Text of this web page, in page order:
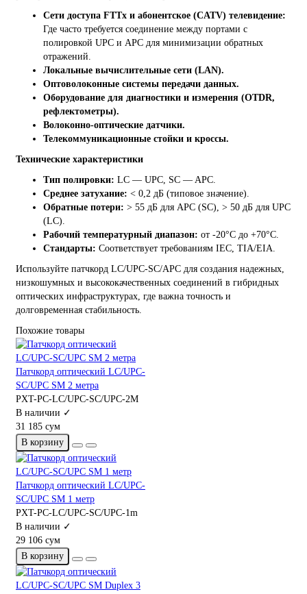
Сети доступа FTTx и абонентское (CATV) телевидение:
Где часто требуется соединение между портами с
полировкой UPC и APC для минимизации обратных
отражений.
Локальные вычислительные сети (LAN).
Оптоволоконные системы передачи данных.
Оборудование для диагностики и измерения (OTDR,
рефлектометры).
Волоконно-оптические датчики.
Телекоммуникационные стойки и кроссы.
Технические характеристики
Тип полировки: LC — UPC, SC — APC.
Среднее затухание: < 0,2 дБ (типовое значение).
Обратные потери: > 55 дБ для APC (SC), > 50 дБ для UPC
(LC).
Рабочий температурный диапазон: от -20°C до +70°C.
Стандарты: Соответствует требованиям IEC, TIA/EIA.
Используйте патчкорд LC/UPC-SC/APC для создания надежных,
низкошумных и высококачественных соединений в гибридных
оптических инфраструктурах, где важна точность и
долговременная стабильность.
Похожие товары
Патчкорд оптический LC/UPC-
SC/UPC SM 2 метра
PXT-PC-LC/UPC-SC/UPC-2M
В наличии ✓
31 185 сум
В корзину
Патчкорд оптический LC/UPC-
SC/UPC SM 1 метр
PXT-PC-LC/UPC-SC/UPC-1m
В наличии ✓
29 106 сум
В корзину